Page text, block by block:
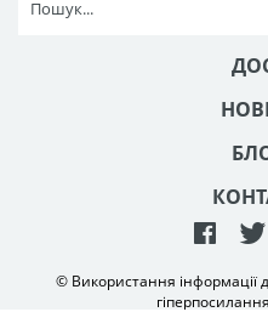
© Використання інформації